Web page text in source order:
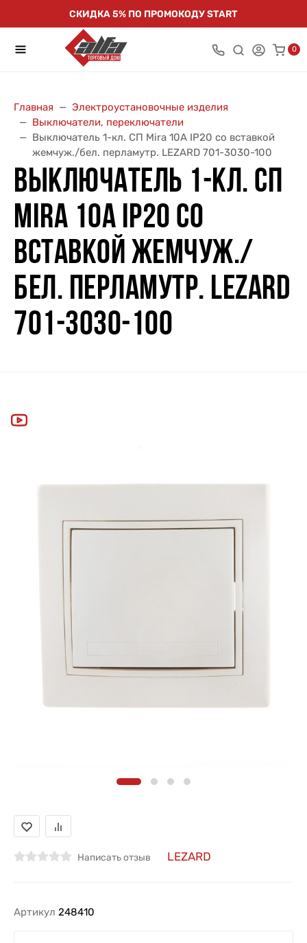
СКИДКА 5% ПО ПРОМОКОДУ START
0
Главная
Электроустановочные изделия
Выключатели, переключатели
Выключатель 1-кл. СП Mira 10А IP20 со вставкой
жемчуж./бел. перламутр. LEZARD 701-3030-100
ВЫКЛЮЧАТЕЛЬ 1-КЛ. СП
MIRA 10А IP20 СО
ВСТАВКОЙ ЖЕМЧУЖ./
БЕЛ. ПЕРЛАМУТР. LEZARD
701-3030-100
Написать отзыв LEZARD
Артикул 248410